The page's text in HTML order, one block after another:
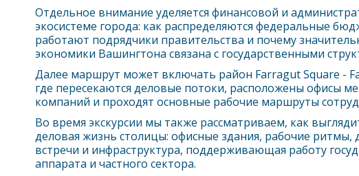
Отдельное внимание уделяется финансовой и
экосистеме города: как распределяются федеральные
работают подрядчики правительства и почему
экономики Вашингтона связана с государственными
Далее маршрут может включать район Farragut Square -
где пересекаются деловые потоки, расположены офисы
компаний и проходят основные рабочие маршруты
Во время экскурсии мы также рассматриваем, как
деловая жизнь столицы: офисные здания, рабочие ритмы,
встречи и инфраструктура, поддерживающая работу
аппарата и частного сектора.